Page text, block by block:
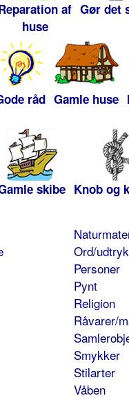
af
huse
Gør det
råd Gamle huse
skibe Knob og
Ord/udtryk
Personer
Pynt
Religion
Råvarer/
Smykker
Stilarter
Våben